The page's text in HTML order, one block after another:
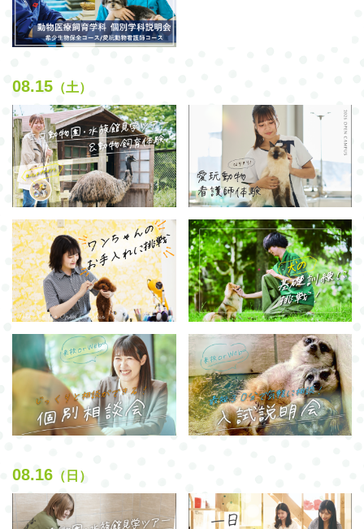
08.15 （土）
08.16 （日）